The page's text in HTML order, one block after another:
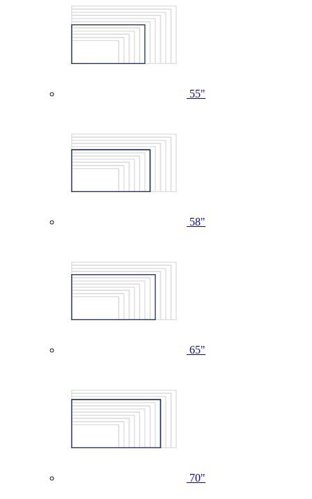
55"
58"
65"
70"